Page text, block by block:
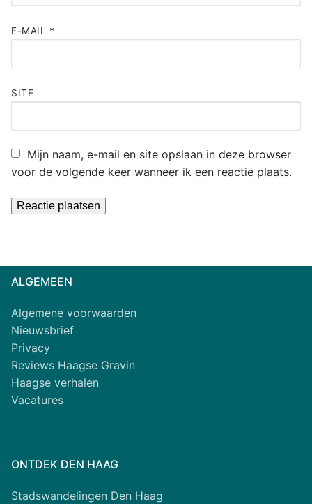
E-MAIL *
SITE
Mijn naam, e-mail en site opslaan in deze browser
voor de volgende keer wanneer ik een reactie plaats.
ALGEMEEN
Algemene voorwaarden
Nieuwsbrief
Privacy
Reviews Haagse Gravin
Haagse verhalen
Vacatures
ONTDEK DEN HAAG
Stadswandelingen Den Haag